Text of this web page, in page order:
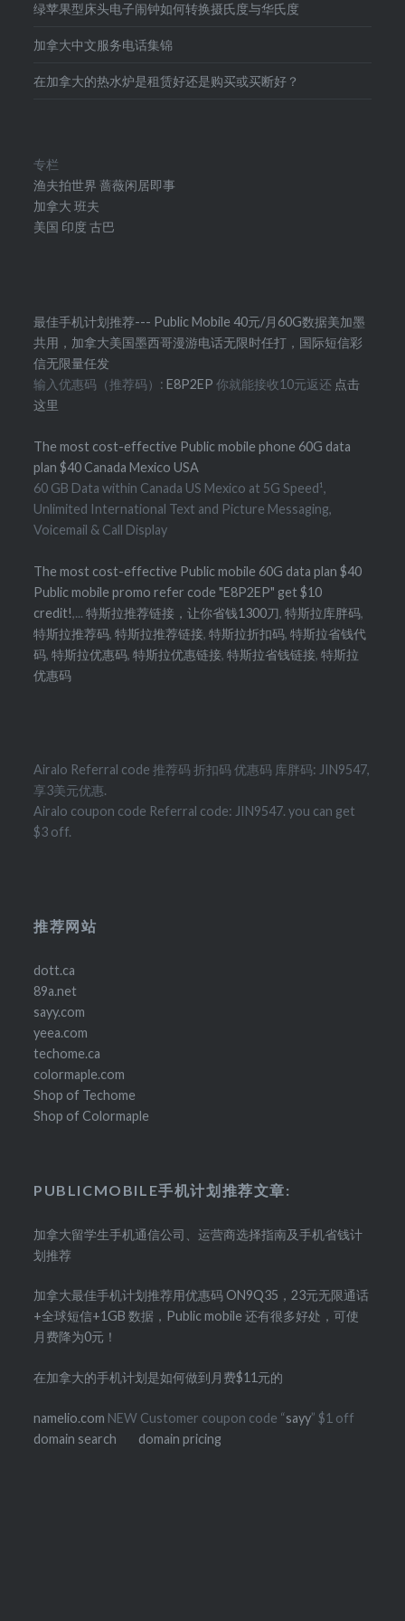
绿苹果型床头电子闹钟如何转换摄氏度与华氏度
加拿大中文服务电话集锦
在加拿大的热水炉是租赁好还是购买或买断好？
专栏
渔夫拍世界蔷薇闲居即事
加拿大 班夫
美国 印度 古巴
最佳手机计划推荐--- Public Mobile 40元/月60G数据美加墨
共用，加拿大美国墨西哥漫游电话无限时任打，国际短信彩
信无限量任发
输入优惠码（推荐码）:E8P2EP你就能接收10元返还 点击
这里
The most cost-effective Public mobile phone 60G data
plan $40 Canada Mexico USA
60 GB Data within Canada US Mexico at 5G Speed¹,
Unlimited International Text and Picture Messaging,
Voicemail & Call Display
The most cost-effective Public mobile 60G data plan $40
Public mobile promo refer code "E8P2EP" get $10
credit!,...特斯拉推荐链接，让你省钱1300刀,特斯拉库胖码,
特斯拉推荐码,特斯拉推荐链接,特斯拉折扣码,特斯拉省钱代
码,特斯拉优惠码,特斯拉优惠链接, 特斯拉省钱链接,特斯拉
优惠码
Airalo Referral code 推荐码 折扣码 优惠码 库胖码: JIN9547,
享3美元优惠.
Airalo coupon code Referral code: JIN9547. you can get
$3 off.
推荐网站
dott.ca
89a.net
sayy.com
yeea.com
techome.ca
colormaple.com
Shop of Techome
Shop of Colormaple
PUBLICMOBILE手机计划推荐文章:
加拿大留学生手机通信公司、运营商选择指南及手机省钱计
划推荐
加拿大最佳手机计划推荐用优惠码 ON9Q35，23元无限通话
+全球短信+1GB 数据，Public mobile 还有很多好处，可使
月费降为0元！
在加拿大的手机计划是如何做到月费$11元的
namelio.com NEW Customer coupon code “sayy” $1 off
domain search
domain pricing